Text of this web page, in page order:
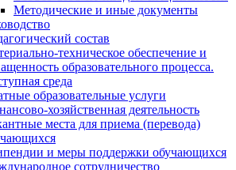
Методические и иные документы
состав
техническое обеспечение и
образовательного процесса.
среда
образовательные услуги
хозяйственная деятельность
места для приема (перевода)
и меры поддержки обучающихся
сотрудничество